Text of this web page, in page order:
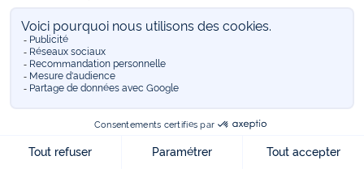
transmettre. Pour bien s'équiper pour la
rentrée
besoins des écoles, retrouvez unecollection uniforme
marine, gris, bleu ciel, beige et blanc pour habiller les enfants de la tête
aux pieds. Retrouvez les recommandations Jacadi pour
belles matières. Réservez en ligne, achetez en boutique avec la
réservation. Retrouvez les réponses à vos questions dans les
Collect.